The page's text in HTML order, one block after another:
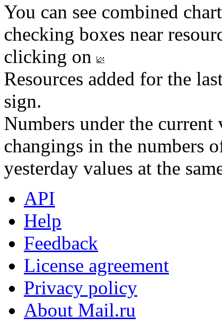
You can see combined
checking boxes near
clicking on
Resources added for the
sign.
Numbers under the
changings in the numbers
yesterday values at the
API
Help
Feedback
License agreement
Privacy policy
About Mail.ru